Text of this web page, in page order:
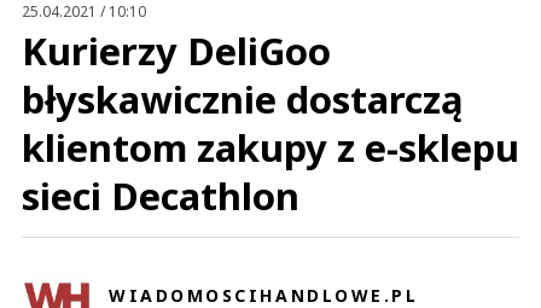
25.04.2021 / 10:10
Kurierzy DeliGoo
błyskawicznie dostarczą
klientom zakupy z e-sklepu
sieci Decathlon
WIADOMOSCIHANDLOWE.PL